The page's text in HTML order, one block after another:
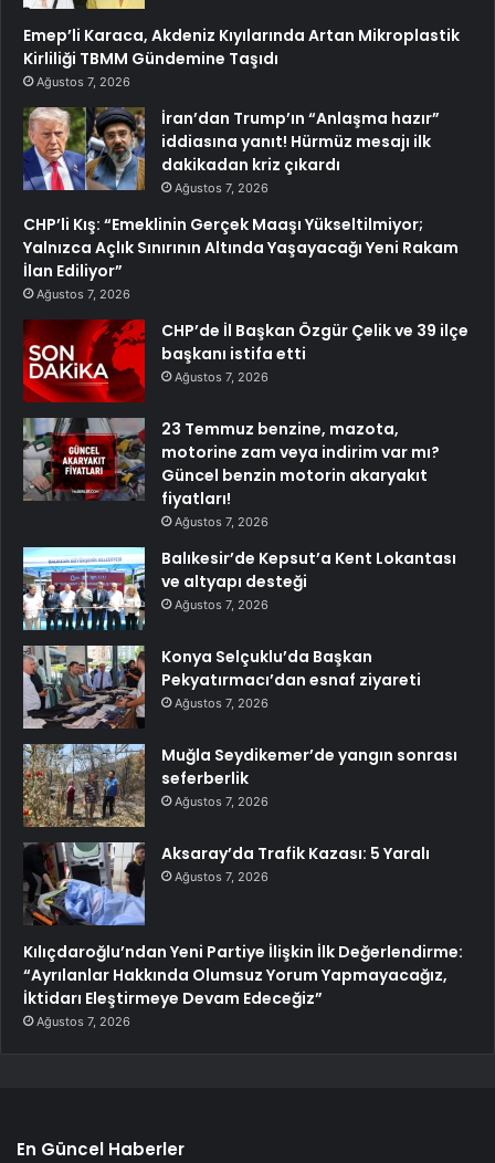
Emep’li Karaca, Akdeniz Kıyılarında Artan Mikroplastik
Kirliliği TBMM Gündemine Taşıdı
Ağustos 7, 2026
İran’dan Trump’ın “Anlaşma hazır”
iddiasına yanıt! Hürmüz mesajı ilk
dakikadan kriz çıkardı
Ağustos 7, 2026
CHP’li Kış: “Emeklinin Gerçek Maaşı Yükseltilmiyor;
Yalnızca Açlık Sınırının Altında Yaşayacağı Yeni Rakam
İlan Ediliyor”
Ağustos 7, 2026
CHP’de İl Başkan Özgür Çelik ve 39 ilçe
başkanı istifa etti
Ağustos 7, 2026
23 Temmuz benzine, mazota,
motorine zam veya indirim var mı?
Güncel benzin motorin akaryakıt
fiyatları!
Ağustos 7, 2026
Balıkesir’de Kepsut’a Kent Lokantası
ve altyapı desteği
Ağustos 7, 2026
Konya Selçuklu’da Başkan
Pekyatırmacı’dan esnaf ziyareti
Ağustos 7, 2026
Muğla Seydikemer’de yangın sonrası
seferberlik
Ağustos 7, 2026
Aksaray’da Trafik Kazası: 5 Yaralı
Ağustos 7, 2026
Kılıçdaroğlu’ndan Yeni Partiye İlişkin İlk Değerlendirme:
“Ayrılanlar Hakkında Olumsuz Yorum Yapmayacağız,
İktidarı Eleştirmeye Devam Edeceğiz”
Ağustos 7, 2026
En Güncel Haberler